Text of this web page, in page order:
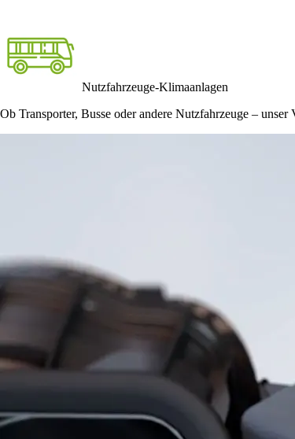
Nutzfahrzeuge-Klimaanlagen
Ob Transporter, Busse oder andere Nutzfahrzeuge –